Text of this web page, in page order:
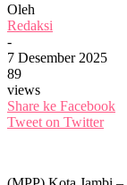
Oleh
Redaksi
-
7 Desember 2025
89
views
Share ke Facebook
Tweet on Twitter